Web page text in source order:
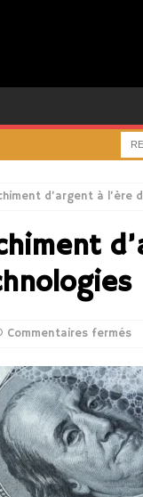
d’argent à l’ère
Commentaires fermés